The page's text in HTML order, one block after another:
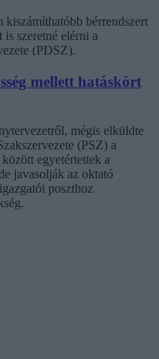
kiszámíthatóbb bérrendszert
szeretné elérni a
(PDSZ).
mellett hatáskört
mégis elküldte
(PSZ) a
egyetértettek a
javasolják az oktató
poszthoz